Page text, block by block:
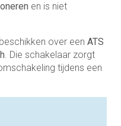
en is niet
over een ATS
. Die schakelaar zorgt
tijdens een